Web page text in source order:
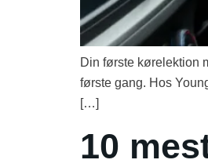
Din første kørelektion
første gang. Hos
[…]
10